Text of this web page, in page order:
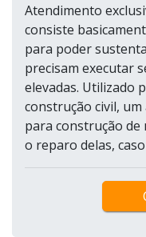
Atendimento
consiste
para poder
precisam executar
elevadas. Utilizado
construção civil,
para construção de
o reparo delas, caso